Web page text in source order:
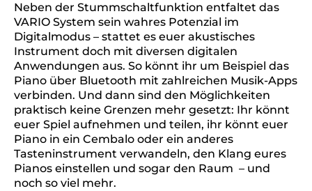
Neben der Stummschaltfunktion entfaltet das
VARIO System sein wahres Potenzial im
Digitalmodus – stattet es euer akustisches
Instrument doch mit diversen digitalen
Anwendungen aus. So könnt ihr um Beispiel das
Piano über Bluetooth mit zahlreichen Musik-Apps
verbinden. Und dann sind den Möglichkeiten
praktisch keine Grenzen mehr gesetzt: Ihr könnt
euer Spiel aufnehmen und teilen, ihr könnt euer
Piano in ein Cembalo oder ein anderes
Tasteninstrument verwandeln, den Klang eures
Pianos einstellen und sogar den Raum – und
noch so viel mehr.